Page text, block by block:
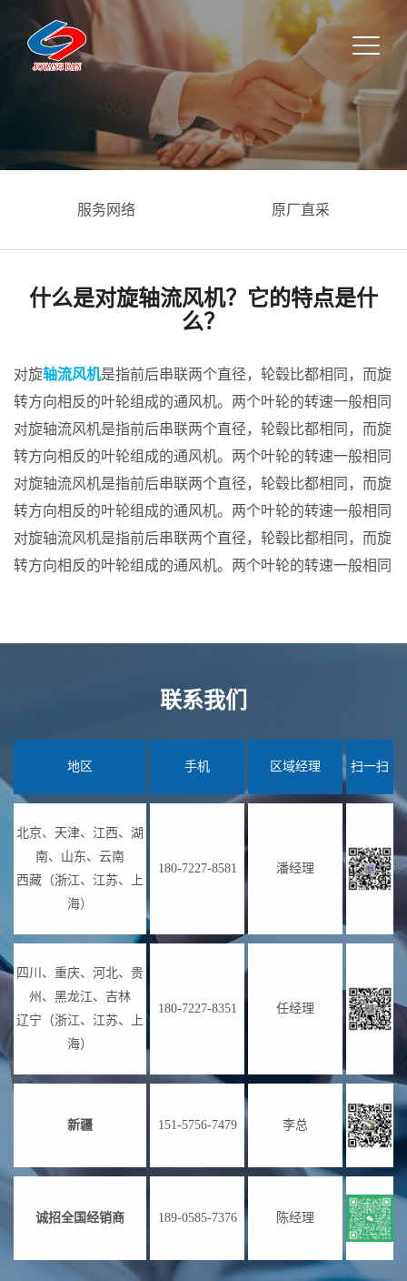
服务网络 原厂直采
什么是对旋轴流风机？它的特点是什
么？
对旋轴流风机是指前后串联两个直径，轮毂比都相同，而旋
转方向相反的叶轮组成的通风机。两个叶轮的转速一般相同
对旋轴流风机是指前后串联两个直径，轮毂比都相同，而旋
转方向相反的叶轮组成的通风机。两个叶轮的转速一般相同
对旋轴流风机是指前后串联两个直径，轮毂比都相同，而旋
转方向相反的叶轮组成的通风机。两个叶轮的转速一般相同
对旋轴流风机是指前后串联两个直径，轮毂比都相同，而旋
转方向相反的叶轮组成的通风机。两个叶轮的转速一般相同
联系我们
地区 手机 区域经理 扫一扫
北京、天津、江西、湖
南、山东、云南
西藏（浙江、江苏、上
海）
180-7227-8581 潘经理
四川、重庆、河北、贵
州、黑龙江、吉林
辽宁（浙江、江苏、上
海）
180-7227-8351 任经理
新疆 151-5756-7479 李总
诚招全国经销商 189-0585-7376 陈经理